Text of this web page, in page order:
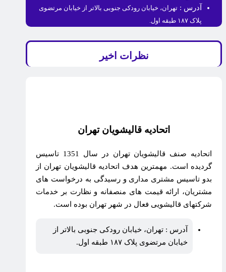
آدرس : تهران، خیابان رودکی جنوبی بالاتر از خیابان مرتضوی
پلاک ۱۸۷ طبقه اول.
نظرات اخیر
اتحادیه قالیشویان تهران
اتحادیه صنف قالیشویان تهران در سال 1351 تاسیس
گردیده است. مهمترین هدف اتحادیه قالیشویان تهران از
بدو تاسیس مشتری مداری و رسیدگی به درخواست های
مشتریان، ارائه قیمت های منصفانه و نظارت بر خدمات
شرکتهای قالیشویی فعال در شهر تهران بوده است.
آدرس : تهران، خیابان رودکی جنوبی بالاتر از
خیابان مرتضوی پلاک ۱۸۷ طبقه اول.